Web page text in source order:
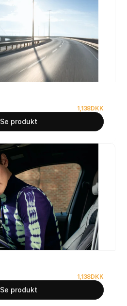
1,138DKK
Se produkt
1,138DKK
Se produkt